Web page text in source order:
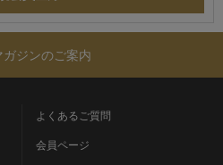
ガジンのご案内
よくあるご質問
会員ページ